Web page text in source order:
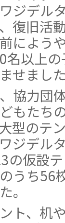
ジデル
復旧活
によう
名以上
せまし
協力団
もたち
型のテ
ジデル
の仮設
うち56
。
ト、机